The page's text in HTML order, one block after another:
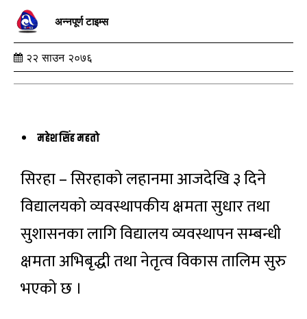
अन्नपूर्ण टाइम्स
२२ साउन २०७६
महेश सिंह महतो
सिरहा – सिरहाको लहानमा आजदेखि ३ दिने
विद्यालयको व्यवस्थापकीय क्षमता सुधार तथा
सुशासनका लागि विद्यालय व्यवस्थापन सम्बन्धी
क्षमता अभिबृद्धी तथा नेतृत्व विकास तालिम सुरु
भएको छ ।